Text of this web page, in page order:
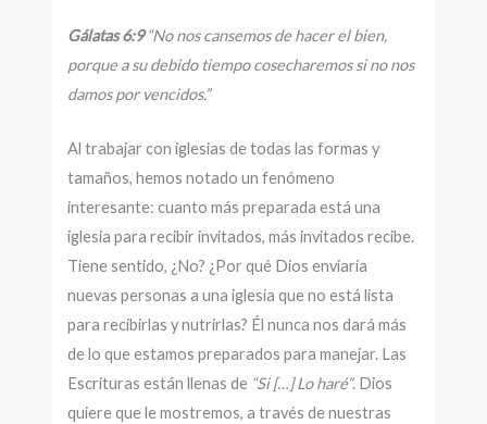
Gálatas 6:9“No nos cansemos de hacerel bien,
porque a su debido tiempo cosecharemos si no nos
damos por vencidos.”
Al trabajar con iglesias de todas las formas y
tamaños, hemos notado un fenómeno
interesante: cuanto más preparada está una
iglesia para recibir invitados, más invitados recibe.
Tiene sentido, ¿No? ¿Por qué Dios enviaría
nuevas personas a una iglesia que no está lista
para recibirlas y nutrirlas? Él nunca nos dará más
de lo que estamos preparados para manejar. Las
Escrituras están llenas de “Si[…] Lo haré”. Dios
quiere que le mostremos, a través de nuestras